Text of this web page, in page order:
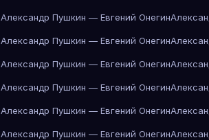
Александр Пушкин — Евгений Онегин
Александр Пушкин — Евгений Онегин
Александр Пушкин — Евгений Онегин
Александр Пушкин — Евгений Онегин
Александр Пушкин — Евгений Онегин
Александр Пушкин — Евгений Онегин